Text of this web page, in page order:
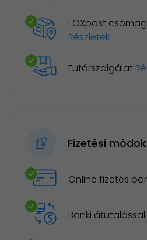
FOXpost
Részletek
Futárszolgálat
Fizetési módok
Online fizetés
Banki átutalással